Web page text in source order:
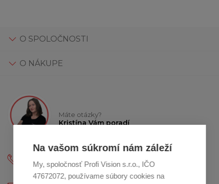
Na vašom súkromí nám záleží
My, spoločnosť Profi Vision s.r.o., IČO
47672072, používame súbory cookies na
O SPOLOČNOSTI
O NÁKUPE
Máte otázky?
Kristína Vám poradí
+421 2 800 12 333
(Po - Pia: 9:00-12:00 a 13:00 - 16:30)